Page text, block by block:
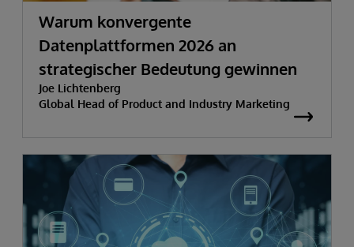
Warum konvergente
Datenplattformen 2026 an
strategischer Bedeutung gewinnen
Joe Lichtenberg
Global Head of Product and Industry Marketing